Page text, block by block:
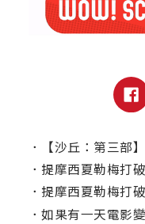
．
【沙丘：第三部】提摩西
． 提摩西夏勒梅打破沉默談
． 提摩西夏勒梅打破沉默談
． 如果有一天電影變成全部